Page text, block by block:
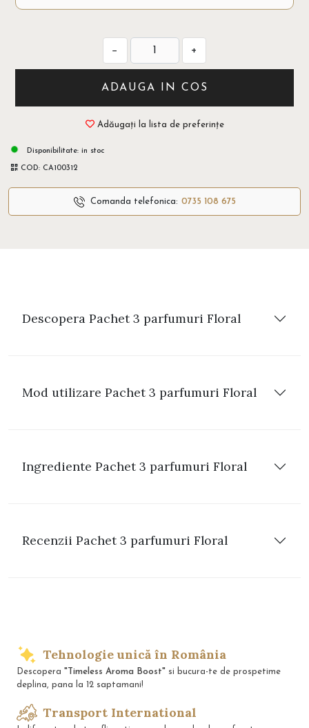
− +
ADAUGA IN COS
Adăugați la lista de preferințe
Disponibilitate: in stoc
COD: CA100312
Comanda telefonica: 0735 108 675
Descopera Pachet 3 parfumuri Floral
Mod utilizare Pachet 3 parfumuri Floral
Ingrediente Pachet 3 parfumuri Floral
Recenzii Pachet 3 parfumuri Floral
Tehnologie unică în România
Descopera "Timeless Aroma Boost" si bucura-te de prospetime
deplina, pana la 12 saptamani!
Transport International